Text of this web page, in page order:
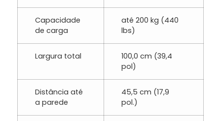
Capacidade
de carga
até 200 kg (440
lbs)
Largura total
100,0 cm (39,4
pol)
Distância até
a parede
45,5 cm (17,9
pol.)